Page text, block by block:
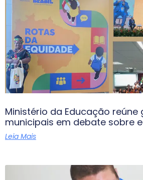
Ministério da Educação reúne
municipais em debate sobre
Leia Mais